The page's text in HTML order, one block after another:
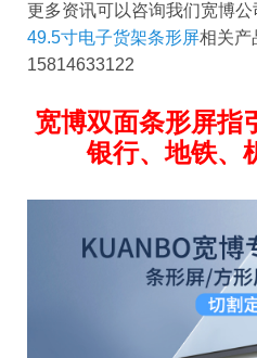
更多资讯可以咨询我们宽博
49.5寸电子货架条形屏相关产
15814633122
宽博双面条形屏指
银行、地铁、